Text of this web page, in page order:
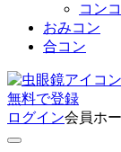
コン
おみコン
合コン
無料で登録
ログイン会員ホ